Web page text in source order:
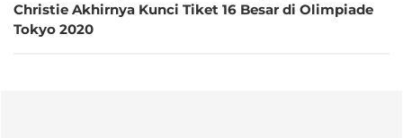
Christie Akhirnya Kunci Tiket 16 Besar di Olimpiade
Tokyo 2020